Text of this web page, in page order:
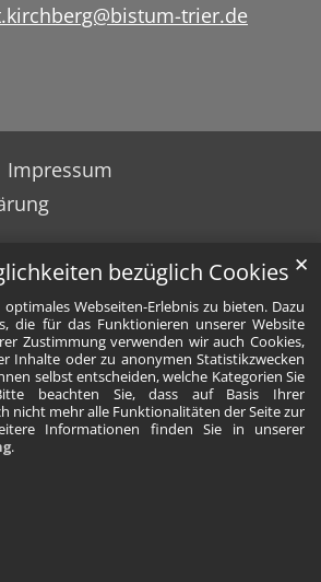
bezüglich Cookies
Webseiten-Erlebnis zu bieten. Dazu
die für das Funktionieren unserer Website
Zustimmung verwenden wir auch Cookies,
Inhalte oder zu anonymen Statistikzwecken
selbst entscheiden, welche Kategorien Sie
beachten Sie, dass auf Basis Ihrer
nicht mehr alle Funktionalitäten der Seite zur
Informationen finden Sie in unserer
.
✕
trier.de
Impressum